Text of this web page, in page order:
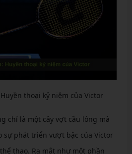
Huyền thoại kỷ niệm của Victor
chỉ là một cây vợt cầu lông mà
sự phát triển vượt bậc của Victor
thao. Ra mắt như một phần